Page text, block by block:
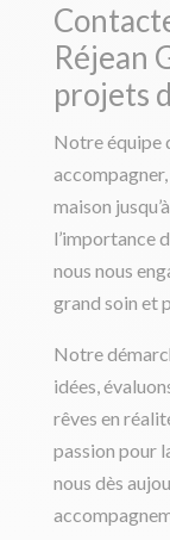
Réjean
projets
Notre équipe
maison
l’importance
nous nous
grand soin et
Notre
idées,
rêves en
passion pour
nous dès